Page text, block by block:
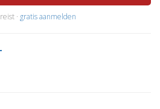
· gratis aanmelden